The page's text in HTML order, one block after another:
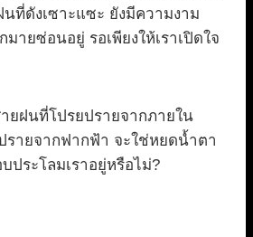
นที่ดังเซาะแซะ ยังมีความงาม
ายซ่อนอยู่ รอเพียงให้เราเปิดใจ
ยฝนที่โปรยปรายจากภายใน
รายจากฟากฟ้า จะใช่หยดน้ำตา
ประโลมเราอยู่หรือไม่?